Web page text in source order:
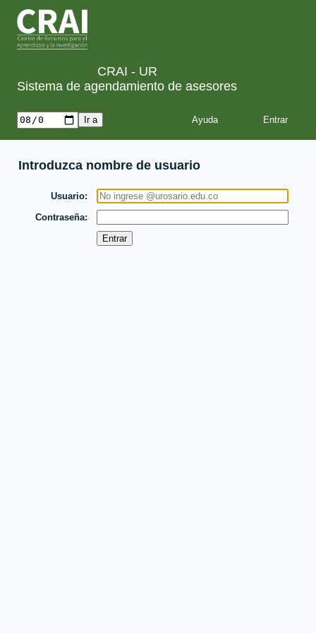
CRAI - UR
Sistema de agendamiento de asesores
Ayuda
Introduzca nombre de usuario
Usuario
Contraseña